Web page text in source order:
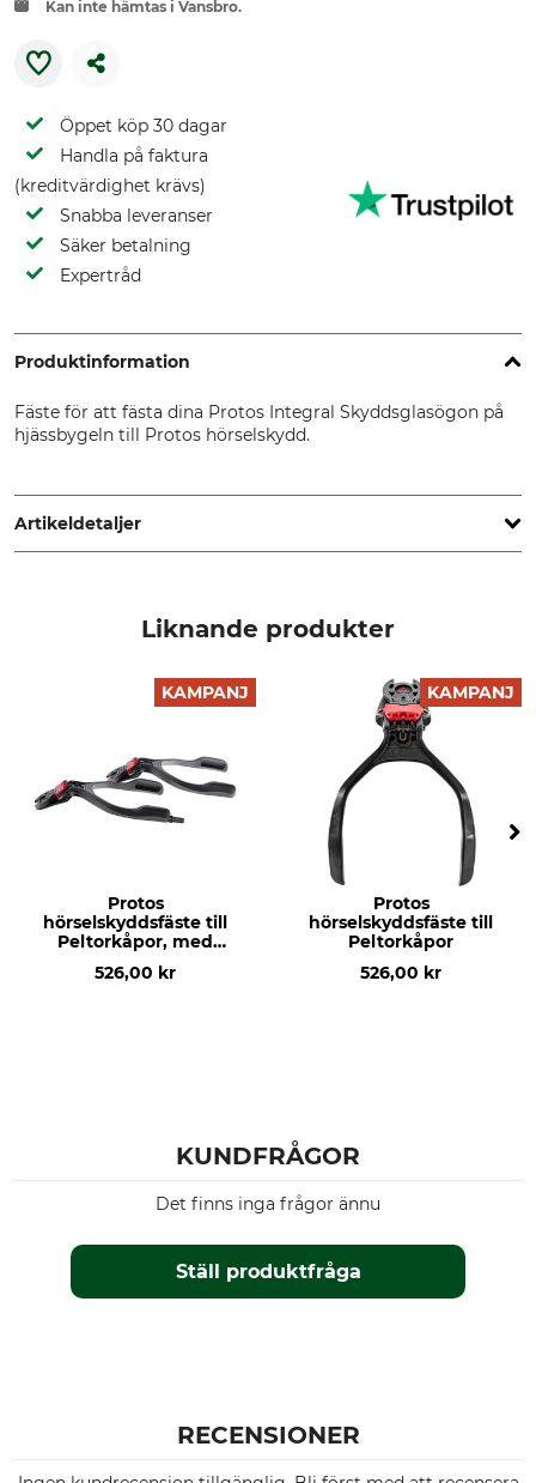
Kan inte hämtas i Vansbro.
Öppet köp 30 dagar
Handla på faktura
(kreditvärdighet krävs)
Snabba leveranser
Säker betalning
Expertråd
Produktinformation
Fäste för att fästa dina Protos Integral Skyddsglasögon på
hjässbygeln till Protos hörselskydd.
Artikeldetaljer
Liknande produkter
KAMPANJ
Protos
hörselskyddsfäste till
Peltorkåpor, med
mickfäste
526,00 kr
KAMPANJ
Protos
hörselskyddsfäste till
Peltorkåpor
526,00 kr
KUNDFRÅGOR
Ställ produktfråga
Det finns inga frågor ännu
RECENSIONER